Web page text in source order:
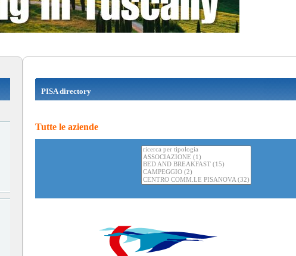
PISA directory
Tutte le aziende